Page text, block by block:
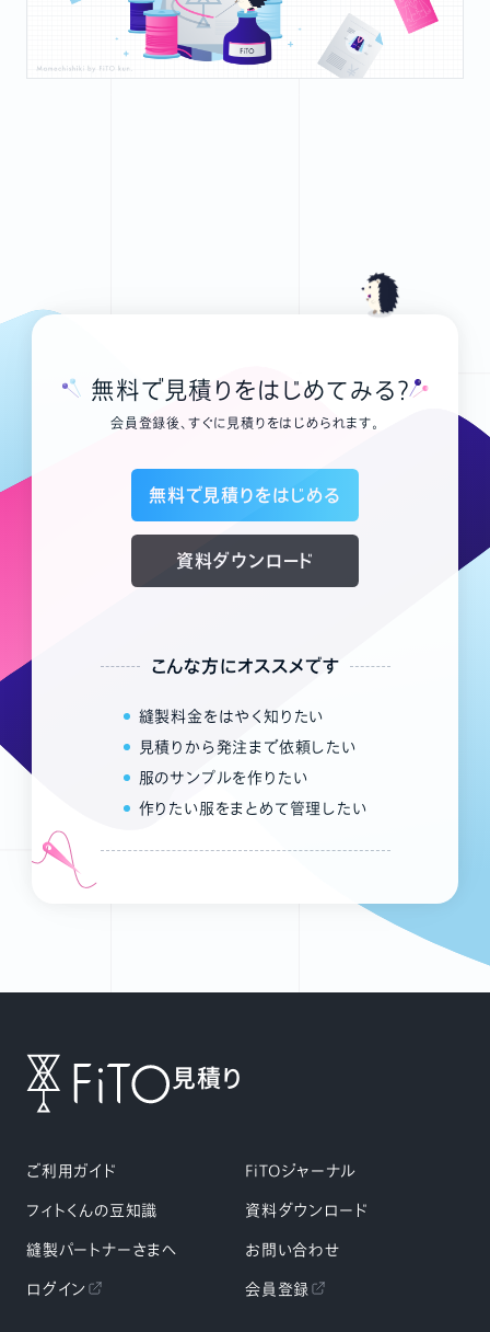
無料で見積りをはじめてみる？
会員登録後、すぐに見積りをはじめられます。
無料で見積りをはじめる
資料ダウンロード
こんな方にオススメです
縫製料金をはやく知りたい
見積りから発注まで依頼したい
服のサンプルを作りたい
作りたい服をまとめて管理したい
見積り
ご利用ガイド
フィトくんの豆知識
縫製パートナーさまへ
FiTOジャーナル
資料ダウンロード
お問い合わせ
ログイン
会員登録